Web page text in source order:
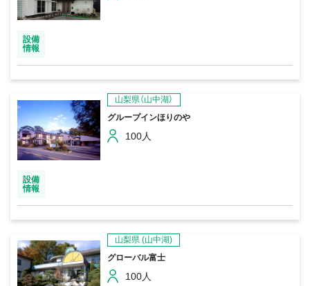
設備
情報
山梨県（山中湖）
グループインほりのや
100人
設備
情報
山梨県 (山中湖)
グローバル富士
100人